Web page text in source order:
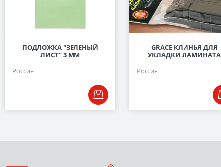
ПОДЛОЖКА "ЗЕЛЕНЫЙ
ЛИСТ" 3 ММ
Россия
GRACE КЛИНЬЯ ДЛЯ
УКЛАДКИ ЛАМИНАТА
Россия